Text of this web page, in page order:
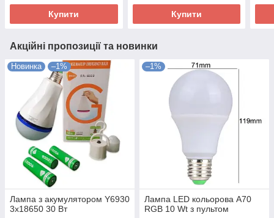
Купити Купити
Акційні пропозиції та новинки
Новинка –1%
Лампа з акумулятором Y6930
3x18650 30 Вт
–1%
Лампа LED кольорова A70
RGB 10 Wt з пультом